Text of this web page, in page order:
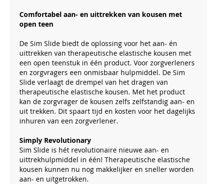
Comfortabel aan- en uittrekken van kousen met
open teen
De Sim Slide biedt de oplossing voor het aan- én
uittrekken van therapeutische elastische kousen met
een open teenstuk in één product. Voor zorgverleners
en zorgvragers een onmisbaar hulpmiddel. De Sim
Slide verlaagt de drempel van het dragen van
therapeutische elastische kousen. Met het product
kan de zorgvrager de kousen zelfs zelfstandig aan- en
uit trekken. Dit spaart tijd en kosten voor het dagelijks
inhuren van een zorgverlener.
Simply Revolutionary
Sim Slide is hét revolutionaire nieuwe aan- en
uittrekhulpmiddel in één! Therapeutische elastische
kousen kunnen nu nog makkelijker en sneller worden
aan- en uitgetrokken.